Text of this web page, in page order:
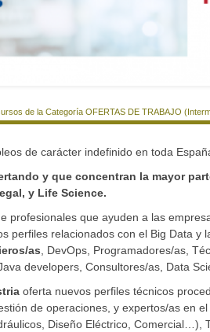
de la Categoría OFERTAS DE TRABAJO
de carácter indefinido en toda
y que concentran la mayor
y Life Science.
profesionales que ayuden a las
perfiles relacionados con el Big Data y
as, DevOps, Programadores/as,
developers, Consultores/as, Data
oferta nuevos perfiles técnicos
de operaciones, y expertos/as en
Diseño Eléctrico, Comercial…),